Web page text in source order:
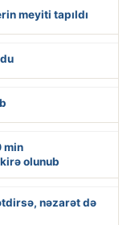
meyiti tapıldı
min
olunub
nəzarət də